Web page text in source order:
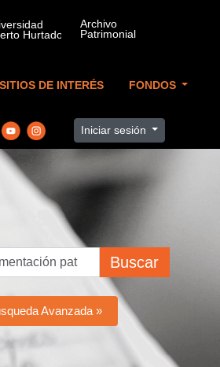
SITIOS DE INTERÉS FONDOS
Iniciar sesión
Buscar
Avanzada »